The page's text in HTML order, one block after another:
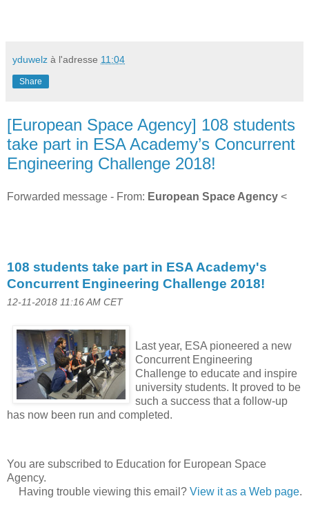
yduwelz à l'adresse 11:04
Share
[European Space Agency] 108 students
take part in ESA Academy’s Concurrent
Engineering Challenge 2018!
Forwarded message - From: European Space Agency <
108 students take part in ESA Academy's
Concurrent Engineering Challenge 2018!
12-11-2018 11:16 AM CET
Last year, ESA pioneered a new
Concurrent Engineering
Challenge to educate and inspire
university students. It proved to be
such a success that a follow-up
has now been run and completed.
You are subscribed to Education for European Space
Agency.
Having trouble viewing this email? View it as a Web page.